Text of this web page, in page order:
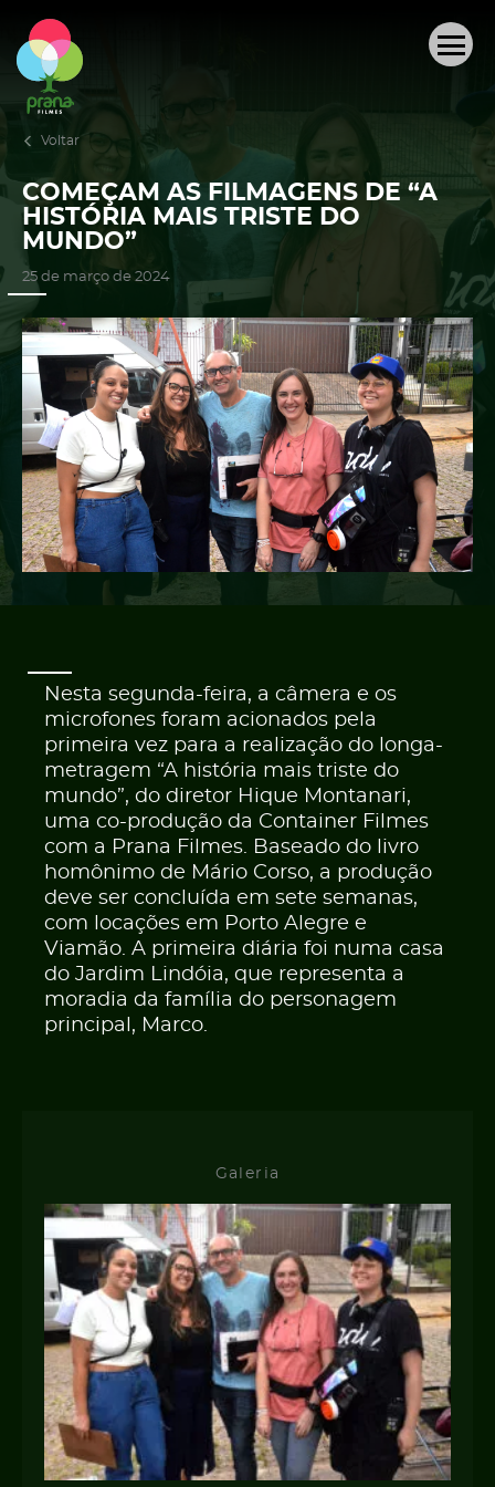
ACERVO
NOTÍCIAS
CONTATO
PT EN
Voltar
COMEÇAM AS FILMAGENS DE “A
HISTÓRIA MAIS TRISTE DO
MUNDO”
25 de março de 2024
Nesta segunda-feira, a câmera e os
microfones foram acionados pela
primeira vez para a realização do longa-
metragem “A história mais triste do
mundo”, do diretor Hique Montanari,
uma co-produção da Container Filmes
com a Prana Filmes. Baseado do livro
homônimo de Mário Corso, a produção
deve ser concluída em sete semanas,
com locações em Porto Alegre e
Viamão. A primeira diária foi numa casa
do Jardim Lindóia, que representa a
moradia da família do personagem
principal, Marco.
Galeria